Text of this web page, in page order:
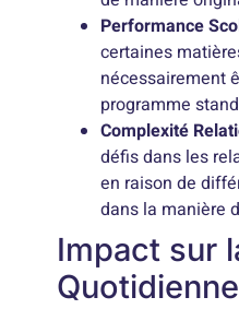
Performance
certaines
nécessairement
programme
Complexité
défis dans les
en raison de
dans la manière
Impact sur
Quotidienne